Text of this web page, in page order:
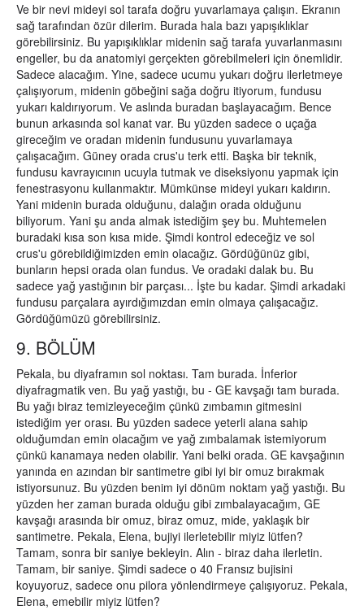
Ve bir nevi mideyi sol tarafa doğru yuvarlamaya çalışın. Ekranın
sağ tarafından özür dilerim. Burada hala bazı yapışıklıklar
görebilirsiniz. Bu yapışıklıklar midenin sağ tarafa yuvarlanmasını
engeller, bu da anatomiyi gerçekten görebilmeleri için önemlidir.
Sadece alacağım. Yine, sadece ucumu yukarı doğru ilerletmeye
çalışıyorum, midenin göbeğini sağa doğru itiyorum, fundusu
yukarı kaldırıyorum. Ve aslında buradan başlayacağım. Bence
bunun arkasında sol kanat var. Bu yüzden sadece o uçağa
gireceğim ve oradan midenin fundusunu yuvarlamaya
çalışacağım. Güney orada crus'u terk etti. Başka bir teknik,
fundusu kavrayıcının ucuyla tutmak ve diseksiyonu yapmak için
fenestrasyonu kullanmaktır. Mümkünse mideyi yukarı kaldırın.
Yani midenin burada olduğunu, dalağın orada olduğunu
biliyorum. Yani şu anda almak istediğim şey bu. Muhtemelen
buradaki kısa son kısa mide. Şimdi kontrol edeceğiz ve sol
crus'u görebildiğimizden emin olacağız. Gördüğünüz gibi,
bunların hepsi orada olan fundus. Ve oradaki dalak bu. Bu
sadece yağ yastığının bir parçası... İşte bu kadar. Şimdi arkadaki
fundusu parçalara ayırdığımızdan emin olmaya çalışacağız.
Gördüğümüzü görebilirsiniz.
9. BÖLÜM
Pekala, bu diyaframın sol noktası. Tam burada. İnferior
diyafragmatik ven. Bu yağ yastığı, bu - GE kavşağı tam burada.
Bu yağı biraz temizleyeceğim çünkü zımbamın gitmesini
istediğim yer orası. Bu yüzden sadece yeterli alana sahip
olduğumdan emin olacağım ve yağ zımbalamak istemiyorum
çünkü kanamaya neden olabilir. Yani belki orada. GE kavşağının
yanında en azından bir santimetre gibi iyi bir omuz bırakmak
istiyorsunuz. Bu yüzden benim iyi dönüm noktam yağ yastığı. Bu
yüzden her zaman burada olduğu gibi zımbalayacağım, GE
kavşağı arasında bir omuz, biraz omuz, mide, yaklaşık bir
santimetre. Pekala, Elena, bujiyi ilerletebilir miyiz lütfen?
Tamam, sonra bir saniye bekleyin. Alın - biraz daha ilerletin.
Tamam, bir saniye. Şimdi sadece o 40 Fransız bujisini
koyuyoruz, sadece onu pilora yönlendirmeye çalışıyoruz. Pekala,
Elena, emebilir miyiz lütfen?